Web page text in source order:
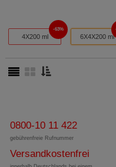
4X200 ml
63%
6X4X200 ml
0800-10 11 422
gebührenfreie Rufnummer
Versandkostenfrei